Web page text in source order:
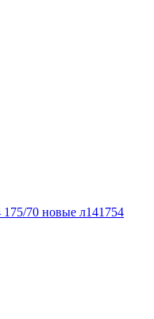
70 новые л141754